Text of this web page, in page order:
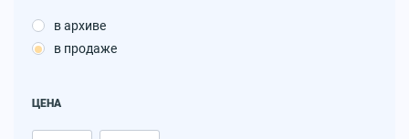
в архиве
в продаже
ЦЕНА